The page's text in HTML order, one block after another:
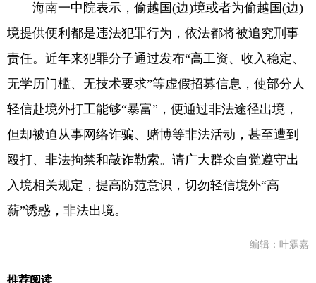
海南一中院表示，偷越国(边)境或者为偷越国(边)
境提供便利都是违法犯罪行为，依法都将被追究刑事
责任。近年来犯罪分子通过发布“高工资、收入稳定、
无学历门槛、无技术要求”等虚假招募信息，使部分人
轻信赴境外打工能够“暴富”，便通过非法途径出境，
但却被迫从事网络诈骗、赌博等非法活动，甚至遭到
殴打、非法拘禁和敲诈勒索。请广大群众自觉遵守出
入境相关规定，提高防范意识，切勿轻信境外“高
薪”诱惑，非法出境。
编辑：叶霖嘉
推荐阅读